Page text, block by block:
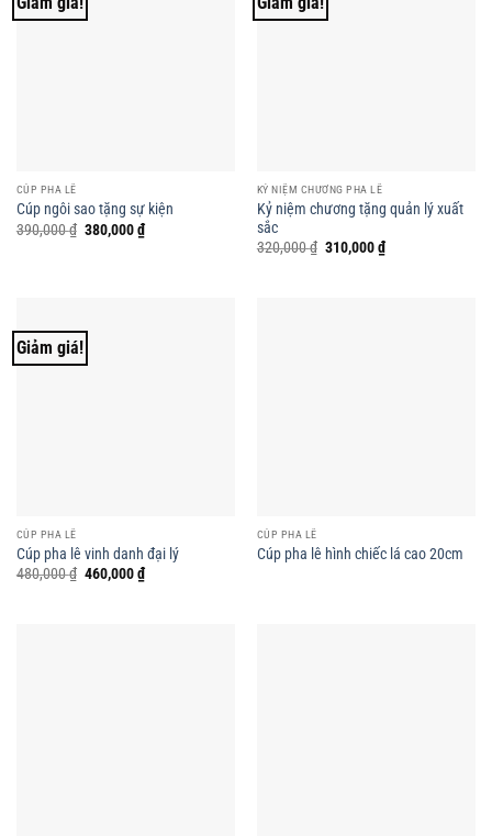
CÚP PHA LÊ
Cúp ngôi sao tặng sự kiện
390,000₫ Giá
380,000₫Giá
hiện
KỶ NIỆM CHƯƠNG PHA LÊ
Kỷ niệm chương tặng quản lý xuất
sắc
320,000₫ Giá
310,000₫Giá
hiện
Giảm giá!
CÚP PHA LÊ
Cúp pha lê vinh danh đại lý
480,000₫ Giá
460,000₫Giá
hiện
CÚP PHA LÊ
Cúp pha lê hình chiếc lá cao 20cm